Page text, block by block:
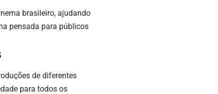
brasileiro, ajudando
pensada para públicos
de diferentes
para todos os